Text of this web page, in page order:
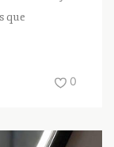
que
0